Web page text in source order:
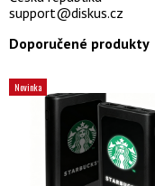
support@diskus.cz
Doporučené produkty
Novinka